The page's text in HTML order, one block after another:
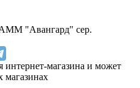
"Авангард" сер.
интернет-магазина и может
магазинах